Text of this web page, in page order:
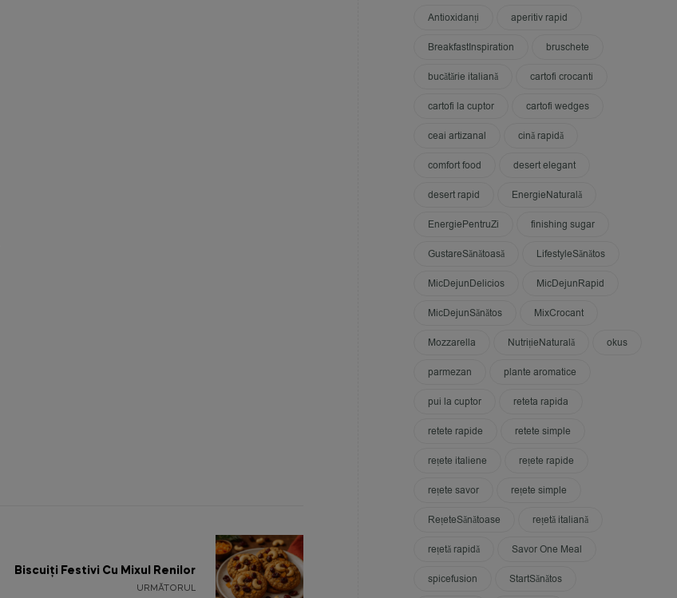
URMĂTORUL
Biscuiți Festivi Cu Mixul Renilor
Antioxidanți aperitiv rapid
BreakfastInspiration bruschete
bucătărie italiană cartofi crocanti
cartofi la cuptor cartofi wedges
ceai artizanal cină rapidă
comfort food desert elegant
desert rapid EnergieNaturală
EnergiePentruZi finishing sugar
GustareSănătoasă LifestyleSănătos
MicDejunDelicios MicDejunRapid
MicDejunSănătos MixCrocant
Mozzarella NutrițieNaturală okus
parmezan plante aromatice
pui la cuptor reteta rapida
retete rapide retete simple
rețete italiene rețete rapide
rețete savor rețete simple
RețeteSănătoase rețetă italiană
rețetă rapidă Savor One Meal
spicefusion StartSănătos